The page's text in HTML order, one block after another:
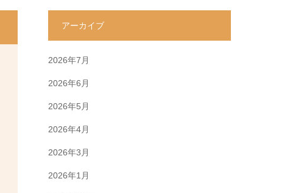
アーカイブ
2026年7月
2026年6月
2026年5月
2026年4月
2026年3月
2026年1月